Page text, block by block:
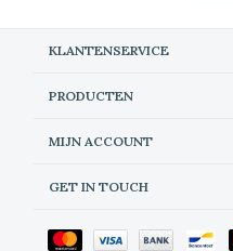
KLANTENSERVICE
PRODUCTEN
MIJN ACCOUNT
GET IN TOUCH